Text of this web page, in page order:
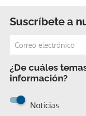
Suscríbete a
¿De cuáles
información?
Noticias